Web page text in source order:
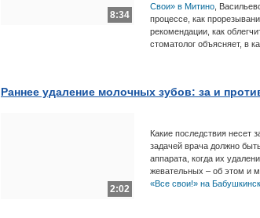
8:34
Свои» в Митино ,
процессе, как
рекомендации, как
стоматолог объясняет, в
Раннее удаление молочных зубов: за и
2:02
Какие последствия несет
задачей врача должно
аппарата, когда их
жевательных – об этом и
«Все свои!» на